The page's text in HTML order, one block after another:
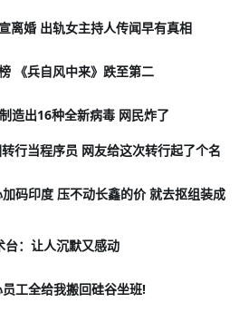
离婚 出轨女主持人传闻早有真相
《兵自风中来》跌至第二
造出16种全新病毒 网民炸了
行当程序员 网友给这次转行起了个名
码印度 压不动长鑫的价 就去抠组装成
台：让人沉默又感动
工全给我搬回硅谷坐班!